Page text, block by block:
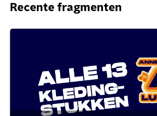
Recente fragmenten